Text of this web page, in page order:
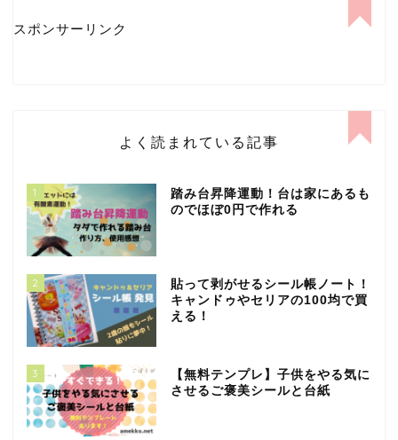
スポンサーリンク
よく読まれている記事
1
踏み台昇降運動！台は家にあるも
のでほぼ0円で作れる
2
貼って剥がせるシール帳ノート！
キャンドゥやセリアの100均で買
える！
3
【無料テンプレ】子供をやる気に
させるご褒美シールと台紙